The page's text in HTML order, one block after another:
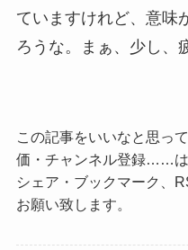
ていますけれど、意味
ろうな。まぁ、少し、
この記事をいいなと思っ
価・チャンネル登録……
シェア・ブックマーク、
お願い致します。